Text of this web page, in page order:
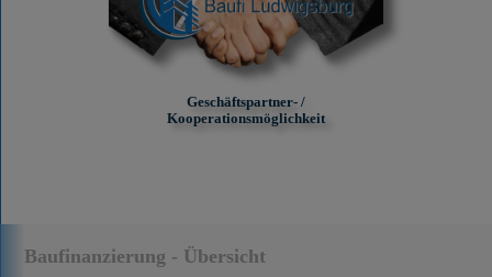
Baufinanzierung - Übersicht
Geschäftspartner- /
Kooperationsmöglichkeit